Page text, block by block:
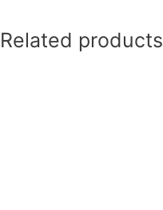
Related products